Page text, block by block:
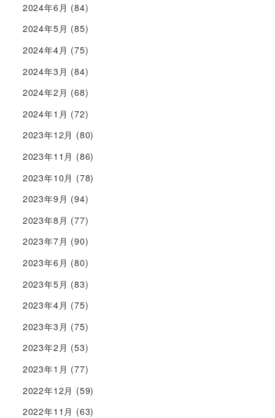
2024年6月 (84)
2024年5月 (85)
2024年4月 (75)
2024年3月 (84)
2024年2月 (68)
2024年1月 (72)
2023年12月 (80)
2023年11月 (86)
2023年10月 (78)
2023年9月 (94)
2023年8月 (77)
2023年7月 (90)
2023年6月 (80)
2023年5月 (83)
2023年4月 (75)
2023年3月 (75)
2023年2月 (53)
2023年1月 (77)
2022年12月 (59)
2022年11月 (63)